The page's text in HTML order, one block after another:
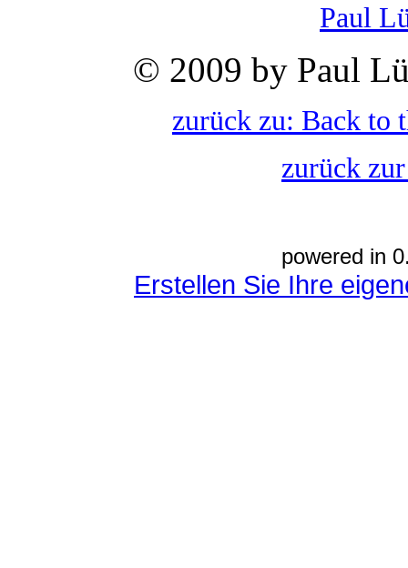
Paul
© 2009 by Paul
zurück zu: Back to
zurück
powered in
Erstellen Sie Ihre